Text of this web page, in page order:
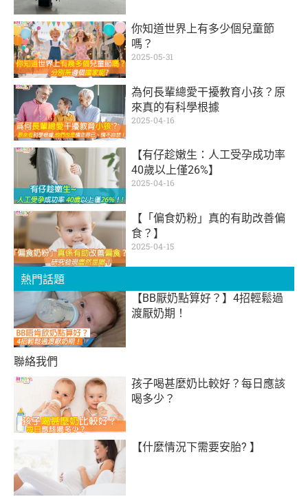
你知道世界上有多少個兒童節
嗎？
2025-05-31
為何長輩總愛干擾教育小孩？原
來真的有科學根據
2025-04-16
【有仔趁嫩生：人工受孕成功率
40歲以上僅26%】
2025-04-16
【「偏食奶粉」真的有助改善偏
食？】
2025-04-15
熱門話題
【BB厭奶點算好？】4招輕鬆過
渡厭奶期！
聯絡我們
孩子喝甚麼奶比較好？每日應該
喝多少？
【什麼情況下需要安胎? 】